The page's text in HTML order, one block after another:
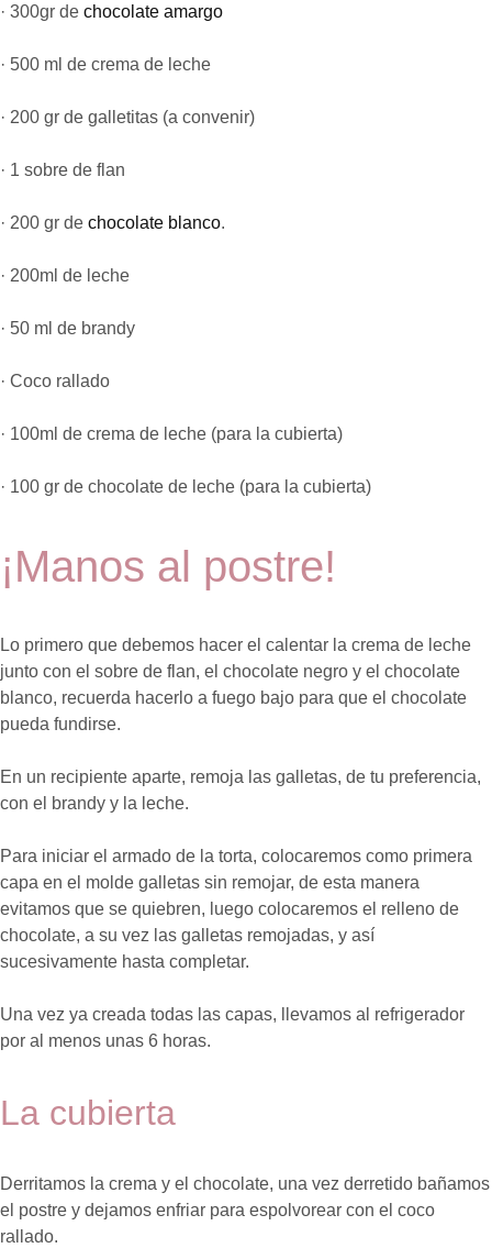
· 300gr de chocolate amargo
· 500 ml de crema de leche
· 200 gr de galletitas (a convenir)
· 1 sobre de flan
· 200 gr de chocolate blanco.
· 200ml de leche
· 50 ml de brandy
· Coco rallado
· 100ml de crema de leche (para la cubierta)
· 100 gr de chocolate de leche (para la cubierta)
¡Manos al postre!
Lo primero que debemos hacer el calentar la crema de leche
junto con el sobre de flan, el chocolate negro y el chocolate
blanco, recuerda hacerlo a fuego bajo para que el chocolate
pueda fundirse.
En un recipiente aparte, remoja las galletas, de tu preferencia,
con el brandy y la leche.
Para iniciar el armado de la torta, colocaremos como primera
capa en el molde galletas sin remojar, de esta manera
evitamos que se quiebren, luego colocaremos el relleno de
chocolate, a su vez las galletas remojadas, y así
sucesivamente hasta completar.
Una vez ya creada todas las capas, llevamos al refrigerador
por al menos unas 6 horas.
La cubierta
Derritamos la crema y el chocolate, una vez derretido bañamos
el postre y dejamos enfriar para espolvorear con el coco
rallado.